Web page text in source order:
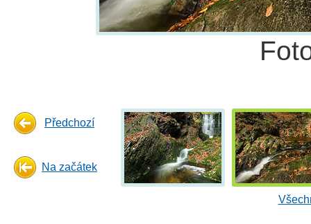
Předchozí
Na začátek